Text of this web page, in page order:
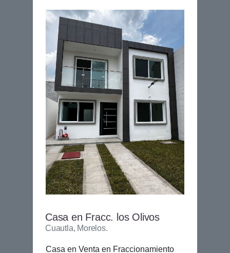
Casa en Fracc. los Olivos
Cuautla, Morelos.
Casa en Venta en Fraccionamiento